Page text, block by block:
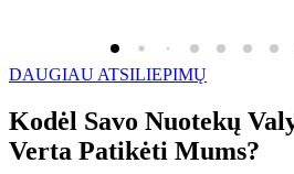
DAUGIAU ATSILIEPIMŲ
Kodėl Savo Nuotekų
Verta Patikėti Mums?